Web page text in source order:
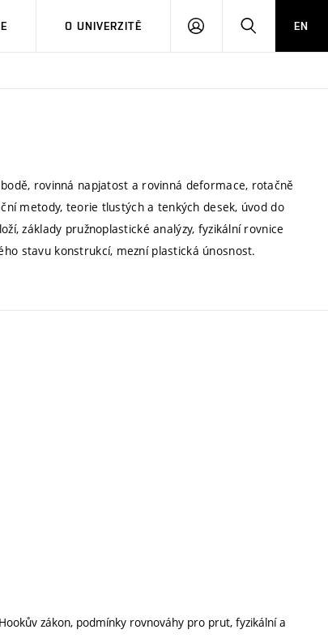
O UNIVERZITĚ
PŘIHLÁSIT HLEDATEN
rovinná napjatost a rovinná deformace, rotačně
metody, teorie tlustých a tenkých desek, úvod do
základy pružnoplastické analýzy, fyzikální rovnice
stavu konstrukcí, mezní plastická únosnost.
zákon, podmínky rovnováhy pro prut, fyzikální a